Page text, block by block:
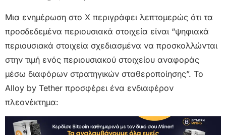
Μια ενημέρωση στο X περιγράφει λεπτομερώς ότι τα
προσδεδεμένα περιουσιακά στοιχεία είναι “ψηφιακά
περιουσιακά στοιχεία σχεδιασμένα να προσκολλώνται
στην τιμή ενός περιουσιακού στοιχείου αναφοράς
μέσω διαφόρων στρατηγικών σταθεροποίησης”. Το
Alloy by Tether προσφέρει ένα ενδιαφέρον
πλεονέκτημα: